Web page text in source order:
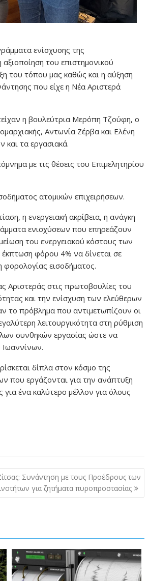
ενίσχυσης της
του επιστημονικού
του τόπου μας καθώς και η αύξηση
που είχε η Νέα Αριστερά
η βουλεύτρια Μερόπη Τζούφη, ο
Αντωνία Ζέρβα και Ελένη
τα εργασιακά.
με τις θέσεις του Επιμελητηρίου
ατομικών επιχειρήσεων.
η ενεργειακή ακρίβεια, η ανάγκη
ενισχύσεων που επηρεάζουν
του ενεργειακού κόστους των
φόρου 4% να δίνεται σε
εισοδήματος.
Αριστεράς στις πρωτοβουλίες του
και την ενίσχυση των ελεύθερων
το πρόβλημα που αντιμετωπίζουν οι
λειτουργικότητα στη ρύθμιση
συνθηκών εργασίας ώστε να
δίπλα στον κόσμο της
που εργάζονται για την ανάπτυξη
για ένα καλύτερο μέλλον για όλους
Συνάντηση με τους Προέδρους των
για ζητήματα πυροπροστασίας